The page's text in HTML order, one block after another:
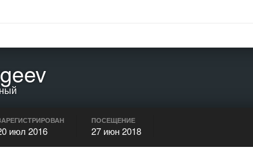
июл 2016
ПОСЕЩЕНИЕ
27 июн 2018